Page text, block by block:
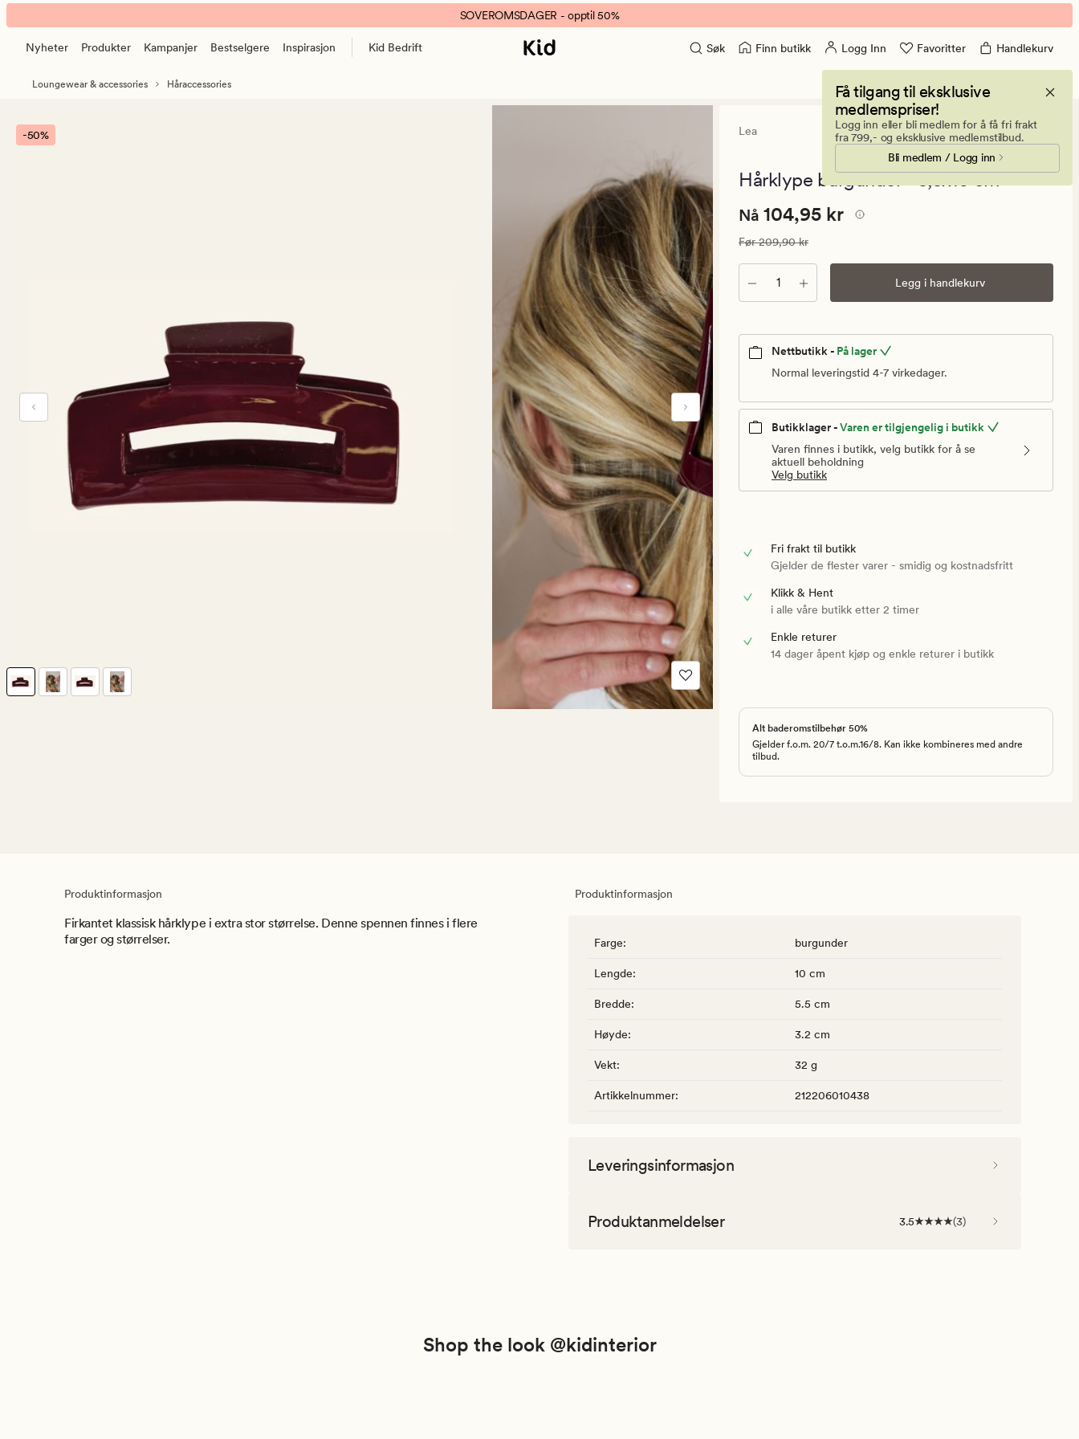
Lea
hårklype
burgunder
banner.
Klikk
pause.
SOVEROMSDAGER - opptil 50%
Nyheter Produkter Kampanjer Bestselgere Inspirasjon Kid Bedrift Søk Finn butikk Logg Inn Favoritter Handlekurv
Få tilgang til eksklusive
medlemspriser!
Logg inn eller bli medlem for å få fri frakt
fra 799,- og eksklusive medlemstilbud.
Bli medlem / Logg inn
Loungewear & accessories Håraccessories
-50% Lea
3
anmeldelser
en
3.5
Hårklype burgunder - 5,5x10 cm
Nåværende
104,95
kr.
Vanlig
pris
Nåværende pris
Nå 104,95 kr
Vanlig pris 209,90 kr
Før209,90 kr
Antall Legg i handlekurv
Nettbutikk - På lager
Normal leveringstid 4-7 virkedager.
Butikklager -Varen er tilgjengelig i butikk
Varen finnes i butikk, velg butikk for å se
aktuell beholdning
Velg butikk
Fri frakt til butikk
Gjelder de flester varer - smidig og kostnadsfritt
Klikk & Hent
i alle våre butikk etter 2 timer
Enkle returer
14 dager åpent kjøp og enkle returer i butikk
Alt baderomstilbehør 50%
Gjelder f.o.m. 20/7 t.o.m.16/8. Kan ikke kombineres med andre
tilbud.
Produktinformasjon
Firkantet klassisk hårklype i extra stor størrelse. Denne spennen finnes i flere
farger og størrelser.
Produktinformasjon
Farge: burgunder
Lengde: 10 cm
Bredde: 5.5 cm
Høyde: 3.2 cm
Vekt: 32 g
Artikkelnummer: 212206010438
Leveringsinformasjon
Produktanmeldelser 3.5 (3)
Shop the look @kidinterior